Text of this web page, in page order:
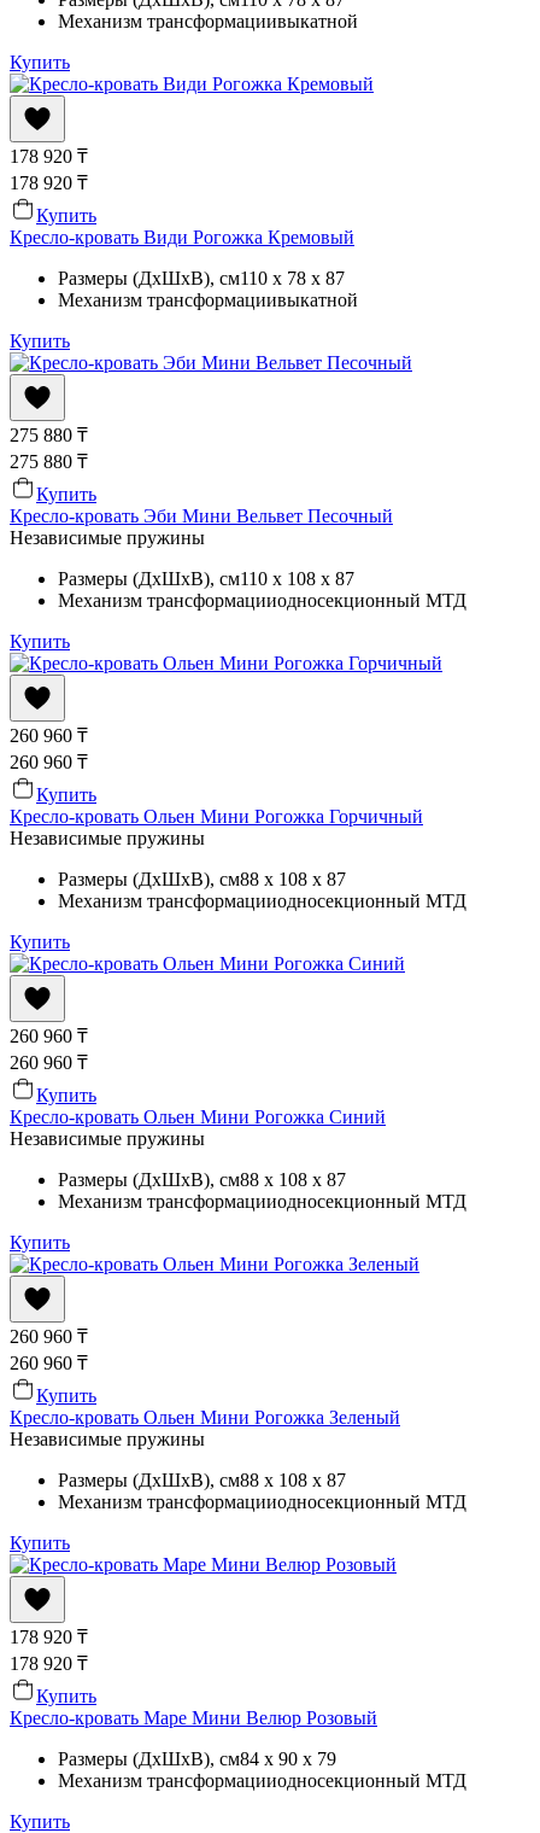
Механизм трансформациивыкатной
Купить
178 920 ₸
178 920 ₸
Купить
Кресло-кровать Види Рогожка Кремовый
Размеры (ДхШхВ), см110 x 78 x 87
Механизм трансформациивыкатной
Купить
275 880 ₸
275 880 ₸
Купить
Кресло-кровать Эби Мини Вельвет Песочный
Независимые пружины
Размеры (ДхШхВ), см110 x 108 x 87
Механизм трансформацииодносекционный МТД
Купить
260 960 ₸
260 960 ₸
Купить
Кресло-кровать Ольен Мини Рогожка Горчичный
Независимые пружины
Размеры (ДхШхВ), см88 x 108 x 87
Механизм трансформацииодносекционный МТД
Купить
260 960 ₸
260 960 ₸
Купить
Кресло-кровать Ольен Мини Рогожка Синий
Независимые пружины
Размеры (ДхШхВ), см88 x 108 x 87
Механизм трансформацииодносекционный МТД
Купить
260 960 ₸
260 960 ₸
Купить
Кресло-кровать Ольен Мини Рогожка Зеленый
Независимые пружины
Размеры (ДхШхВ), см88 x 108 x 87
Механизм трансформацииодносекционный МТД
Купить
178 920 ₸
178 920 ₸
Купить
Кресло-кровать Маре Мини Велюр Розовый
Размеры (ДхШхВ), см84 x 90 x 79
Механизм трансформацииодносекционный МТД
Купить